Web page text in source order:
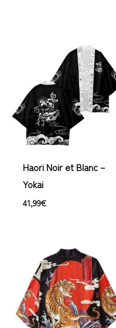
Haori Noir et Blanc –
Yokai
41,99€